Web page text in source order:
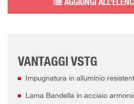
AGGIUNGI
VANTAGGI VSTG
Impugnatura in alluminio
Lama Bandella in acciaio